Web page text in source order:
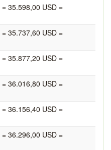
= 35.598,00 USD =
= 35.737,60 USD =
= 35.877,20 USD =
= 36.016,80 USD =
= 36.156,40 USD =
= 36.296,00 USD =